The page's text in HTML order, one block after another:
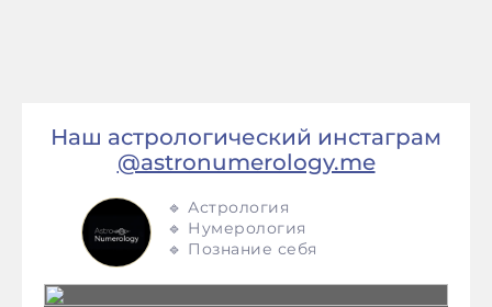
Наш астрологический инстаграм
@astronumerology.me
🔹 Астрология
🔹 Нумерология
🔹 Познание себя